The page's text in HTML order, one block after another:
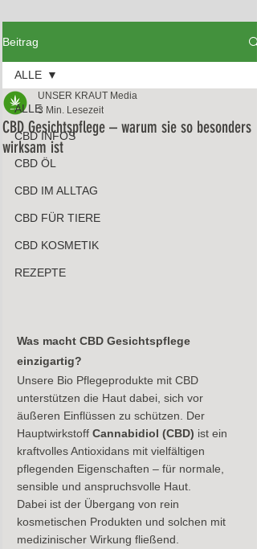
Beitrag
ALLE
CBD INFOS
CBD ÖL
CBD IM ALLTAG
CBD FÜR TIERE
CBD KOSMETIK
REZEPTE
ALLE
CBD Gesichtspflege – warum sie so besonders
wirksam ist
UNSER KRAUT Media
3 Min. Lesezeit
Was macht CBD Gesichtspflege
einzigartig?
Unsere Bio Pflegeprodukte mit CBD
unterstützen die Haut dabei, sich vor
äußeren Einflüssen zu schützen. Der
Hauptwirkstoff Cannabidiol (CBD) ist ein
kraftvolles Antioxidans mit vielfältigen
pflegenden Eigenschaften – für normale,
sensible und anspruchsvolle Haut.
Dabei ist der Übergang von rein
kosmetischen Produkten und solchen mit
medizinischer Wirkung fließend.